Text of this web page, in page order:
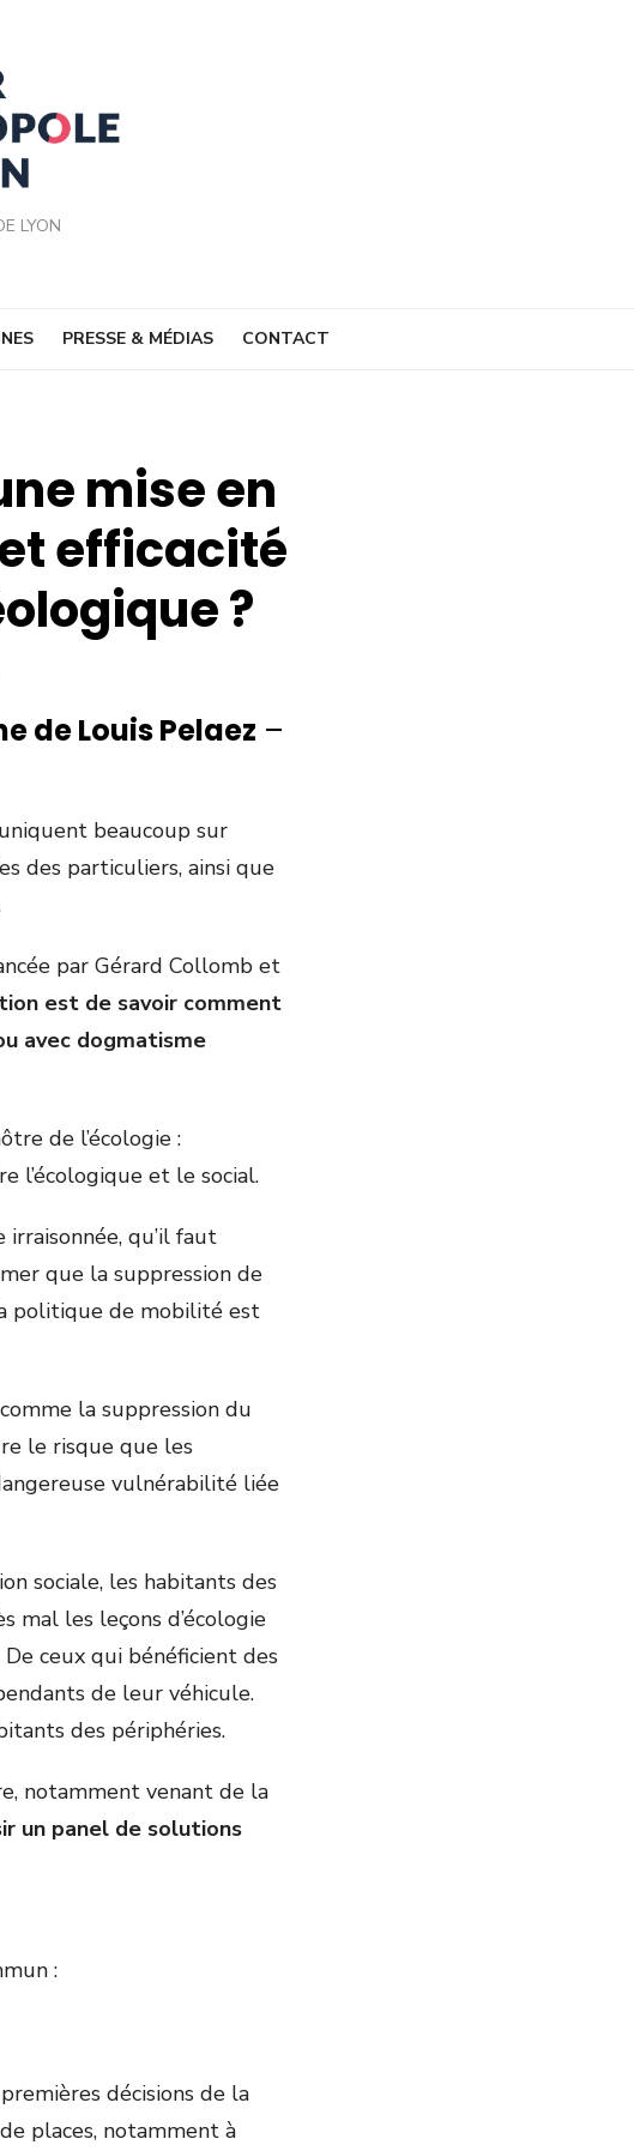
LYON
PRESSE & MÉDIAS CONTACT
mise en
efficacité
?
de Louis Pelaez –
beaucoup sur
des particuliers, ainsi que
par Gérard Collomb et
est de savoir comment
avec dogmatisme
de l’écologie :
l’écologique et le social.
qu’il faut
que la suppression de
politique de mobilité est
la suppression du
le risque que les
vulnérabilité liée
sociale, les habitants des
mal les leçons d’écologie
ceux qui bénéficient des
de leur véhicule.
des périphéries.
notamment venant de la
un panel de solutions
:
décisions de la
places, notamment à